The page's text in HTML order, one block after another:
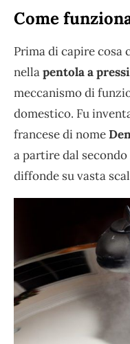
Come
Prima di capire cosa
nellapentola a
meccanismo di
domestico. Fu
francese di nome
a partire dal
diffonde su vasta